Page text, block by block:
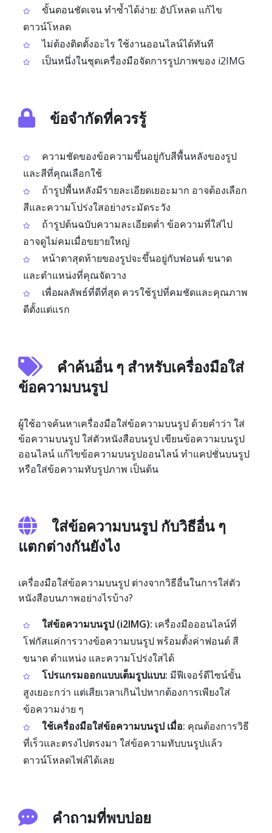
ขั้นตอนชัดเจน ทำซ้ำได้ง่าย: อัปโหลด แก้ไข
ดาวน์โหลด
ไม่ต้องติดตั้งอะไร ใช้งานออนไลน์ได้ทันที
เป็นหนึ่งในชุดเครื่องมือจัดการรูปภาพของ i2IMG
ข้อจำกัดที่ควรรู้
ความชัดของข้อความขึ้นอยู่กับสีพื้นหลังของรูป
และสีที่คุณเลือกใช้
ถ้ารูปพื้นหลังมีรายละเอียดเยอะมาก อาจต้องเลือก
สีและความโปร่งใสอย่างระมัดระวัง
ถ้ารูปต้นฉบับความละเอียดต่ำ ข้อความที่ใส่ไป
อาจดูไม่คมเมื่อขยายใหญ่
หน้าตาสุดท้ายของรูปจะขึ้นอยู่กับฟอนต์ ขนาด
และตำแหน่งที่คุณจัดวาง
เพื่อผลลัพธ์ที่ดีที่สุด ควรใช้รูปที่คมชัดและคุณภาพ
ดีตั้งแต่แรก
คำค้นอื่น ๆ สำหรับเครื่องมือใส่
ข้อความบนรูป
ผู้ใช้อาจค้นหาเครื่องมือใส่ข้อความบนรูป ด้วยคำว่า ใส่
ข้อความบนรูป ใส่ตัวหนังสือบนรูป เขียนข้อความบนรูป
ออนไลน์ แก้ไขข้อความบนรูปออนไลน์ ทำแคปชั่นบนรูป
หรือใส่ข้อความทับรูปภาพ เป็นต้น
ใส่ข้อความบนรูป กับวิธีอื่น ๆ
แตกต่างกันยังไง
เครื่องมือใส่ข้อความบนรูป ต่างจากวิธีอื่นในการใส่ตัว
หนังสือบนภาพอย่างไรบ้าง?
ใส่ข้อความบนรูป (i2IMG): เครื่องมือออนไลน์ที่
โฟกัสแค่การวางข้อความบนรูป พร้อมตั้งค่าฟอนต์ สี
ขนาด ตำแหน่ง และความโปร่งใสได้
โปรแกรมออกแบบเต็มรูปแบบ: มีฟีเจอร์ดีไซน์ขั้น
สูงเยอะกว่า แต่เสียเวลาเกินไปหากต้องการเพียงใส่
ข้อความง่าย ๆ
ใช้เครื่องมือใส่ข้อความบนรูป เมื่อ: คุณต้องการวิธี
ที่เร็วและตรงไปตรงมา ใส่ข้อความทับบนรูปแล้ว
ดาวน์โหลดไฟล์ได้เลย
คำถามที่พบบ่อย